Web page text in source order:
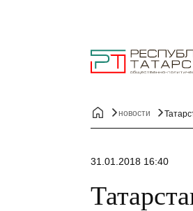
новости
31.01.2018 16:40